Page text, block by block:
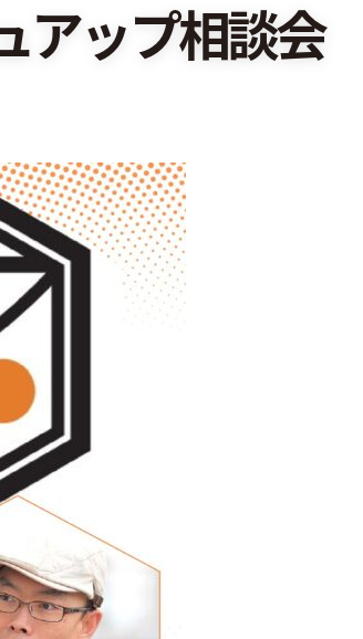
アップ相談会